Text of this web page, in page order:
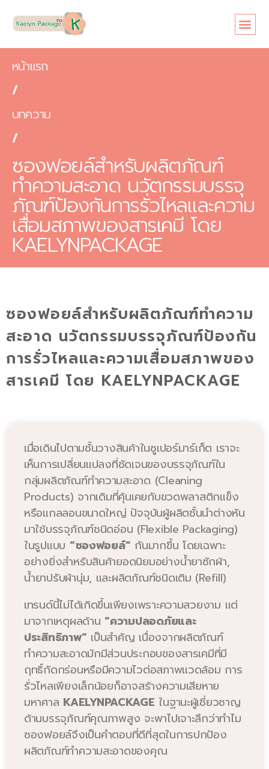
หน้าแรก
/
บทความ
/
ซองฟอยล์สำหรับผลิตภัณฑ์
ทำความสะอาด นวัตกรรมบรรจุ
ภัณฑ์ป้องกันการรั่วไหลและความ
เสื่อมสภาพของสารเคมี โดย
KAELYNPACKAGE
ซองฟอยล์สำหรับผลิตภัณฑ์ทำความ
สะอาด นวัตกรรมบรรจุภัณฑ์ป้องกัน
การรั่วไหลและความเสื่อมสภาพของ
สารเคมี โดย KAELYNPACKAGE
เมื่อเดินไปตามชั้นวางสินค้าในซูเปอร์มาร์เก็ต เราจะ
เห็นการเปลี่ยนแปลงที่ชัดเจนของบรรจุภัณฑ์ใน
กลุ่มผลิตภัณฑ์ทำความสะอาด (Cleaning
Products) จากเดิมที่คุ้นเคยกับขวดพลาสติกแข็ง
หรือแกลลอนขนาดใหญ่ ปัจจุบันผู้ผลิตชั้นนำต่างหัน
มาใช้บรรจุภัณฑ์ชนิดอ่อน (Flexible Packaging)
ในรูปแบบ “ซองฟอยล์” กันมากขึ้น โดยเฉพาะ
อย่างยิ่งสำหรับสินค้ายอดนิยมอย่างน้ำยาซักผ้า,
น้ำยาปรับผ้านุ่ม, และผลิตภัณฑ์ชนิดเติม (Refill)
เทรนด์นี้ไม่ได้เกิดขึ้นเพียงเพราะความสวยงาม แต่
มาจากเหตุผลด้าน“ความปลอดภัยและ
ประสิทธิภาพ” เป็นสำคัญ เนื่องจากผลิตภัณฑ์
ทำความสะอาดมักมีส่วนประกอบของสารเคมีที่มี
ฤทธิ์กัดกร่อนหรือมีความไวต่อสภาพแวดล้อม การ
รั่วไหลเพียงเล็กน้อยก็อาจสร้างความเสียหาย
มหาศาล KAELYNPACKAGE ในฐานะผู้เชี่ยวชาญ
ด้านบรรจุภัณฑ์คุณภาพสูง จะพาไปเจาะลึกว่าทำไม
ซองฟอยล์จึงเป็นคำตอบที่ดีที่สุดในการปกป้อง
ผลิตภัณฑ์ทำความสะอาดของคุณ